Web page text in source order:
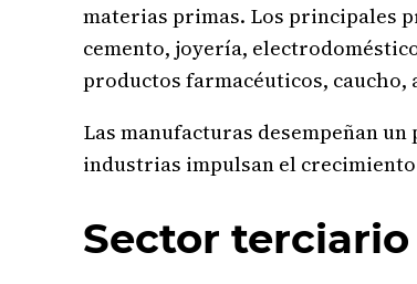
materias primas. Los principales
cemento, joyería,
productos farmacéuticos, caucho,
Las manufacturas desempeñan
industrias impulsan el
Sector